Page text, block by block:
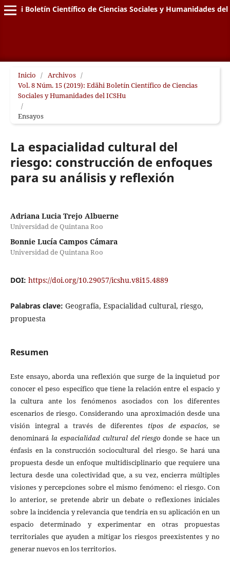
Edähi Boletín Científico de Ciencias Sociales y Humanidades del
Inicio / Archivos /
Vol. 8 Núm. 15 (2019): Edähi Boletín Científico de Ciencias
Sociales y Humanidades del ICSHu
/
Ensayos
La espacialidad cultural del
riesgo: construcción de enfoques
para su análisis y reflexión
Adriana Lucia Trejo Albuerne
Universidad de Quintana Roo
Bonnie Lucía Campos Cámara
Universidad de Quintana Roo
DOI: https://doi.org/10.29057/icshu.v8i15.4889
Palabras clave: Geografía, Espacialidad cultural, riesgo,
propuesta
Resumen
Este ensayo, aborda una reflexión que surge de la inquietud por
conocer el peso específico que tiene la relación entre el espacio y
la cultura ante los fenómenos asociados con los diferentes
escenarios de riesgo. Considerando una aproximación desde una
visión integral a través de diferentes tipos de espacios, se
denominará la espacialidad cultural del riesgo donde se hace un
énfasis en la construcción sociocultural del riesgo. Se hará una
propuesta desde un enfoque multidisciplinario que requiere una
lectura desde una colectividad que, a su vez, encierra múltiples
visiones y percepciones sobre el mismo fenómeno: el riesgo. Con
lo anterior, se pretende abrir un debate o reflexiones iniciales
sobre la incidencia y relevancia que tendría en su aplicación en un
espacio determinado y experimentar en otras propuestas
territoriales que ayuden a mitigar los riesgos preexistentes y no
generar nuevos en los territorios.